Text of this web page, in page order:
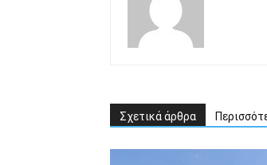
Σχετικά άρθρα